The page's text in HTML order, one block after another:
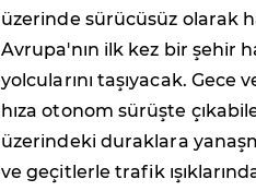
üzerinde sürücüsüz olarak
Avrupa'nın ilk kez bir şehir
yolcularını taşıyacak.
hıza otonom sürüşte
üzerindeki duraklara
ve geçitlerle trafik